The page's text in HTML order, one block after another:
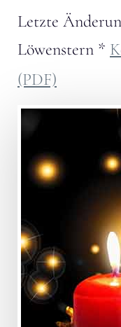
Letzte
Löwenstern *
(PDF)